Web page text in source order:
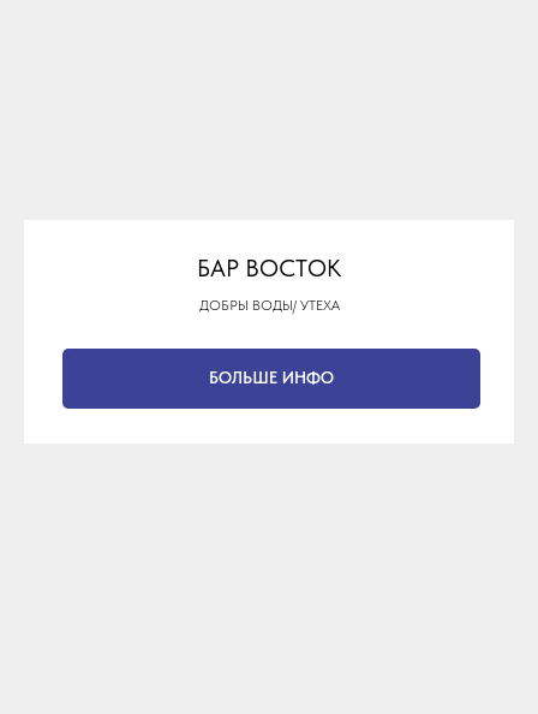
БАР ВОСТОК
ДОБРЫ ВОДЫ/ УТЕХА
БОЛЬШЕ ИНФО